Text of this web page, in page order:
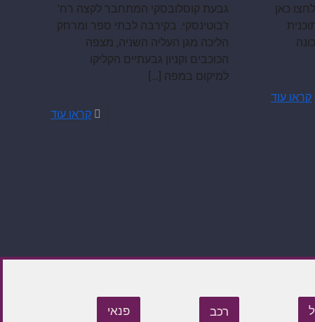
כאן
קראו עוד
גבעת קוסלובסקי המתחבר לקצה רח'
ז'בוטינסקי. בקירבה לבתי ספר ומרחק
הליכה מגן העליה השניה, מצפה
הכוכבים וקניון גבעתיים הקליקו
למיקום במפה […]
קראו עוד
רכב פנאי